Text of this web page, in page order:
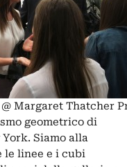
Margaret Thatcher
geometrico di
Siamo alla
le linee e i cubi